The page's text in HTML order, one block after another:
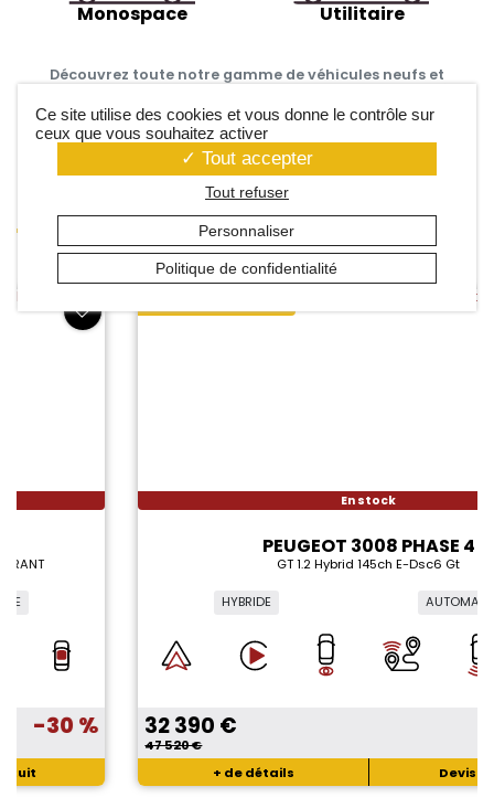
Monospace Utilitaire
Découvrez toute notre gamme de véhicules neufs et
d’occasion pas chers à prix mandataire, disponibles à
l’achat ou en leasing.
Nos nouveautés
PEUGEOT 3008 PHASE 4
GT 1.2 Hybrid 145ch E-Dsc6 Gt
32 390 €
Ce site utilise des cookies et vous donne le contrôle sur
ceux que vous souhaitez activer
Tout accepter
Tout refuser
Personnaliser
Politique de confidentialité